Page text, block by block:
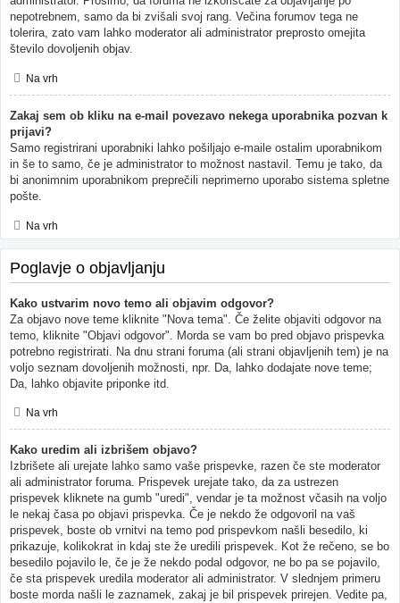
nepotrebnem, samo da bi zvišali svoj rang. Večina forumov tega ne
tolerira, zato vam lahko moderator ali administrator preprosto omejita
število dovoljenih objav.
Na vrh
Zakaj sem ob kliku na e-mail povezavo nekega uporabnika pozvan k
prijavi?
Samo registrirani uporabniki lahko pošiljajo e-maile ostalim uporabnikom
in še to samo, če je administrator to možnost nastavil. Temu je tako, da
bi anonimnim uporabnikom preprečili neprimerno uporabo sistema spletne
pošte.
Na vrh
Poglavje o objavljanju
Kako ustvarim novo temo ali objavim odgovor?
Za objavo nove teme kliknite "Nova tema". Če želite objaviti odgovor na
temo, kliknite "Objavi odgovor". Morda se vam bo pred objavo prispevka
potrebno registrirati. Na dnu strani foruma (ali strani objavljenih tem) je na
voljo seznam dovoljenih možnosti, npr. Da, lahko dodajate nove teme;
Da, lahko objavite priponke itd.
Na vrh
Kako uredim ali izbrišem objavo?
Izbrišete ali urejate lahko samo vaše prispevke, razen če ste moderator
ali administrator foruma. Prispevek urejate tako, da za ustrezen
prispevek kliknete na gumb "uredi", vendar je ta možnost včasih na voljo
le nekaj časa po objavi prispevka. Če je nekdo že odgovoril na vaš
prispevek, boste ob vrnitvi na temo pod prispevkom našli besedilo, ki
prikazuje, kolikokrat in kdaj ste že uredili prispevek. Kot že rečeno, se bo
besedilo pojavilo le, če je že nekdo podal odgovor, ne bo pa se pojavilo,
če sta prispevek uredila moderator ali administrator. V slednjem primeru
boste morda našli le zaznamek, zakaj je bil prispevek prirejen. Vedite pa,